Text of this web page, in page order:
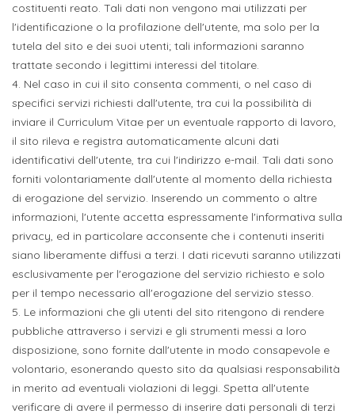
costituenti reato. Tali dati non vengono mai utilizzati per
l'identificazione o la profilazione dell'utente, ma solo per la
tutela del sito e dei suoi utenti; tali informazioni saranno
trattate secondo i legittimi interessi del titolare.
4. Nel caso in cui il sito consenta commenti, o nel caso di
specifici servizi richiesti dall'utente, tra cui la possibilità di
inviare il Curriculum Vitae per un eventuale rapporto di lavoro,
il sito rileva e registra automaticamente alcuni dati
identificativi dell'utente, tra cui l'indirizzo e-mail. Tali dati sono
forniti volontariamente dall'utente al momento della richiesta
di erogazione del servizio. Inserendo un commento o altre
informazioni, l'utente accetta espressamente l'informativa sulla
privacy, ed in particolare acconsente che i contenuti inseriti
siano liberamente diffusi a terzi. I dati ricevuti saranno utilizzati
esclusivamente per l'erogazione del servizio richiesto e solo
per il tempo necessario all'erogazione del servizio stesso.
5. Le informazioni che gli utenti del sito ritengono di rendere
pubbliche attraverso i servizi e gli strumenti messi a loro
disposizione, sono fornite dall'utente in modo consapevole e
volontario, esonerando questo sito da qualsiasi responsabilità
in merito ad eventuali violazioni di leggi. Spetta all'utente
verificare di avere il permesso di inserire dati personali di terzi